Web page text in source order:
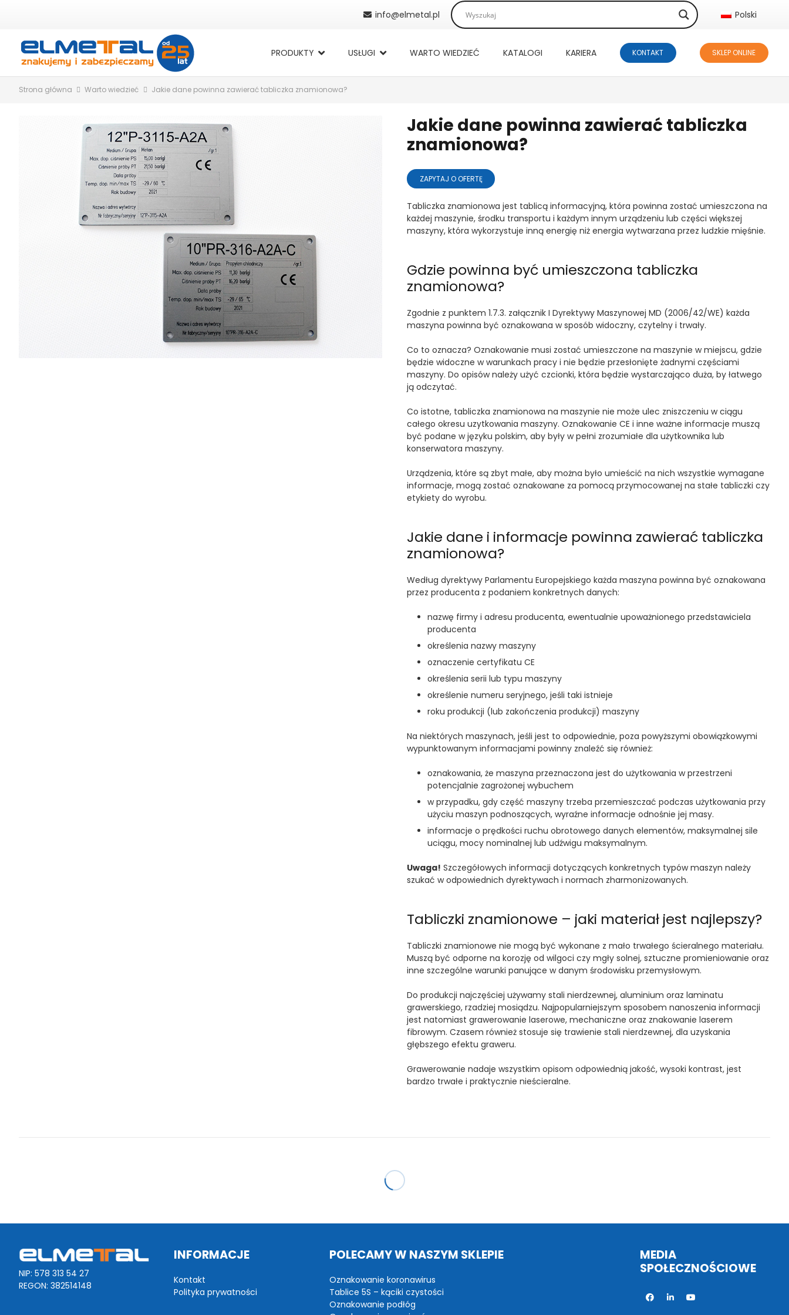
info@elmetal.pl Polski
PRODUKTY USŁUGI WARTO WIEDZIEĆ KATALOGI KARIERA KONTAKT SKLEP ONLINE
Strona główna Warto wiedzieć Jakie dane powinna zawierać tabliczka znamionowa?
Jakie dane powinna zawierać tabliczka
znamionowa?
ZAPYTAJ O OFERTĘ
Tabliczka znamionowa jest tablicą informacyjną, która powinna zostać umieszczona na
każdej maszynie, środku transportu i każdym innym urządzeniu lub części większej
maszyny, która wykorzystuje inną energię niż energia wytwarzana przez ludzkie mięśnie.
Gdzie powinna być umieszczona tabliczka
znamionowa?
Zgodnie z punktem 1.7.3. załącznik I Dyrektywy Maszynowej MD (2006/42/WE) każda
maszyna powinna być oznakowana w sposób widoczny, czytelny i trwały.
Co to oznacza? Oznakowanie musi zostać umieszczone na maszynie w miejscu, gdzie
będzie widoczne w warunkach pracy i nie będzie przesłonięte żadnymi częściami
maszyny. Do opisów należy użyć czcionki, która będzie wystarczająco duża, by łatwego
ją odczytać.
Co istotne, tabliczka znamionowa na maszynie nie może ulec zniszczeniu w ciągu
całego okresu uzytkowania maszyny. Oznakowanie CE i inne ważne informacje muszą
być podane w języku polskim, aby były w pełni zrozumiałe dla użytkownika lub
konserwatora maszyny.
Urządzenia, które są zbyt małe, aby można było umieścić na nich wszystkie wymagane
informacje, mogą zostać oznakowane za pomocą przymocowanej na stałe tabliczki czy
etykiety do wyrobu.
Jakie dane i informacje powinna zawierać tabliczka
znamionowa?
Według dyrektywy Parlamentu Europejskiego każda maszyna powinna być oznakowana
przez producenta z podaniem konkretnych danych:
nazwę firmy i adresu producenta, ewentualnie upoważnionego przedstawiciela
producenta
określenia nazwy maszyny
oznaczenie certyfikatu CE
określenia serii lub typu maszyny
określenie numeru seryjnego, jeśli taki istnieje
roku produkcji (lub zakończenia produkcji) maszyny
Na niektórych maszynach, jeśli jest to odpowiednie, poza powyższymi obowiązkowymi
wypunktowanym informacjami powinny znaleźć się również:
oznakowania, że maszyna przeznaczona jest do użytkowania w przestrzeni
potencjalnie zagrożonej wybuchem
w przypadku, gdy część maszyny trzeba przemieszczać podczas użytkowania przy
użyciu maszyn podnoszących, wyraźne informacje odnośnie jej masy.
informacje o prędkości ruchu obrotowego danych elementów, maksymalnej sile
uciągu, mocy nominalnej lub udźwigu maksymalnym.
Uwaga! Szczegółowych informacji dotyczących konkretnych typów maszyn należy
szukać w odpowiednich dyrektywach i normach zharmonizowanych.
Tabliczki znamionowe – jaki materiał jest najlepszy?
Tabliczki znamionowe nie mogą być wykonane z mało trwałego ścieralnego materiału.
Muszą być odporne na korozję od wilgoci czy mgły solnej, sztuczne promieniowanie oraz
inne szczególne warunki panujące w danym środowisku przemysłowym.
Do produkcji najczęściej używamy stali nierdzewnej, aluminium oraz laminatu
grawerskiego, rzadziej mosiądzu. Najpopularniejszym sposobem nanoszenia informacji
jest natomiast grawerowanie laserowe, mechaniczne oraz znakowanie laserem
fibrowym. Czasem również stosuje się trawienie stali nierdzewnej, dla uzyskania
głębszego efektu graweru.
Grawerowanie nadaje wszystkim opisom odpowiednią jakość, wysoki kontrast, jest
bardzo trwałe i praktycznie nieścieralne.
NIP: 578 313 54 27
REGON: 382514148
INFORMACJE
Kontakt
Polityka prywatności
POLECAMY W NASZYM SKLEPIE
Oznakowanie koronawirus
Tablice 5S – kąciki czystości
Oznakowanie podłóg
MEDIA
SPOŁECZNOŚCIOWE